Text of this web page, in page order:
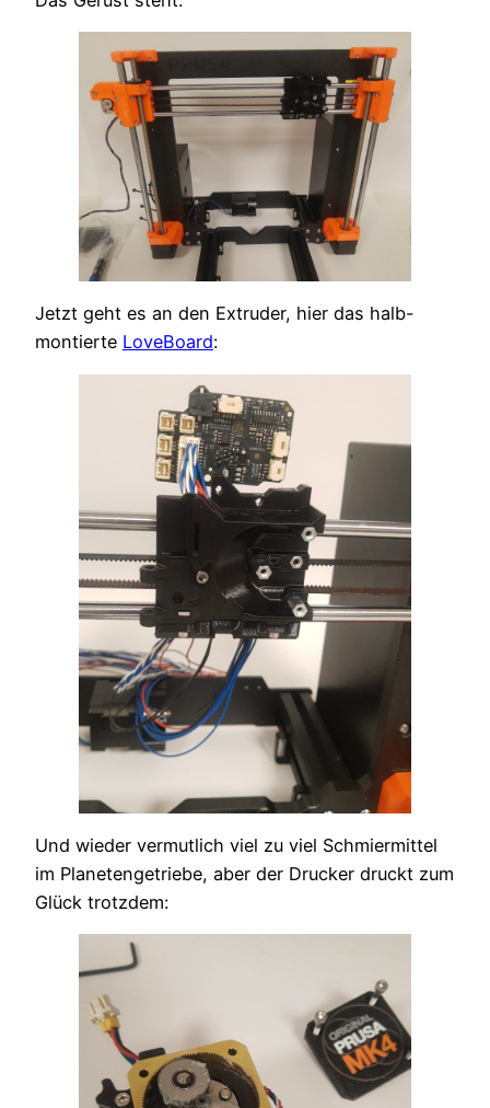
Jetzt geht es an den Extruder, hier das halb-
montierte LoveBoard:
Und wieder vermutlich viel zu viel Schmiermittel
im Planetengetriebe, aber der Drucker druckt zum
Glück trotzdem: